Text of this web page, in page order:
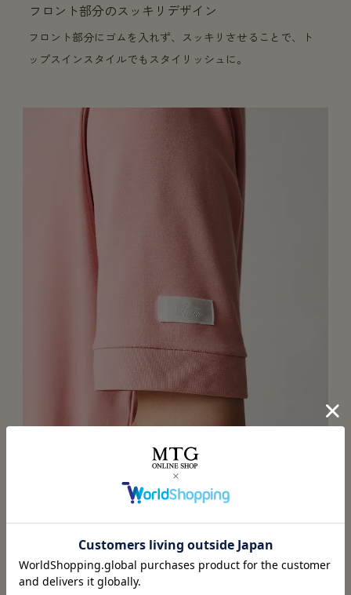
フロント部分のスッキリデザイン
フロント部分にゴムを入れず、スッキリさせることで、ト
ップスインスタイルでもスタイリッシュに。
デザイン（写真は腕）
ポケット、腕、ウエスト部のリボンにブランドロゴを配